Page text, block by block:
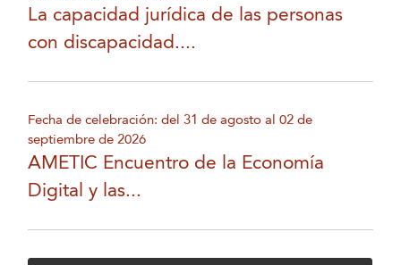
La capacidad jurídica de las personas
con discapacidad....
Fecha de celebración: del 31 de agosto al 02 de
septiembre de 2026
AMETIC Encuentro de la Economía
Digital y las...